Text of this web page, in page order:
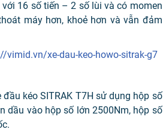
16 số tiến – 2 số lùi và có momen
máy hơn, khoẻ hơn và vẫn đảm
vimid.vn/xe-dau-keo-howo-sitrak-g7
kéo SITRAK T7H sử dụng hộp số
dầu vào hộp số lớn 2500Nm, hộp số